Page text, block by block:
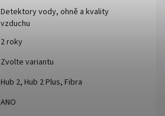
Detektory vody, ohně a kvality
vzduchu
2 roky
Zvolte variantu
Hub 2, Hub 2 Plus, Fibra
ANO